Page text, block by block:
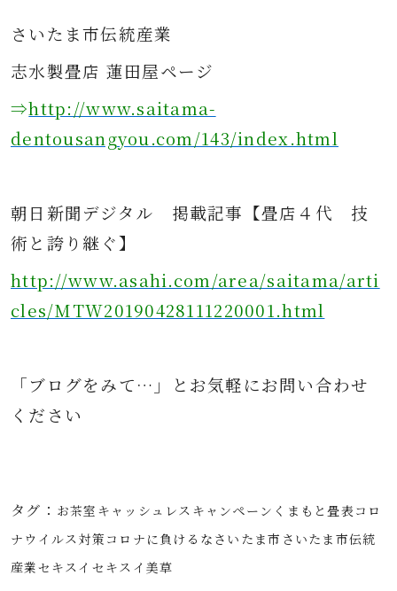
さ いたま市伝統産業
志水製畳店 蓮田屋ページ
⇒http://www.saitama-
dentousangyou.com/143/index.html
朝日新聞デジタル 掲載記事 【畳店４代 技
術と誇り継ぐ】
http://www.asahi.com/area/saitama/arti
cles/MTW20190428111220001.html
「ブログをみて…」とお気軽にお問い合わせ
ください
タグ： お茶室 キャッシュレス キャンペーン くまもと畳表 コロ
ナウイルス対策 コロナに負けるな さいたま市 さいたま市伝統
産業セキスイ セキスイ美草